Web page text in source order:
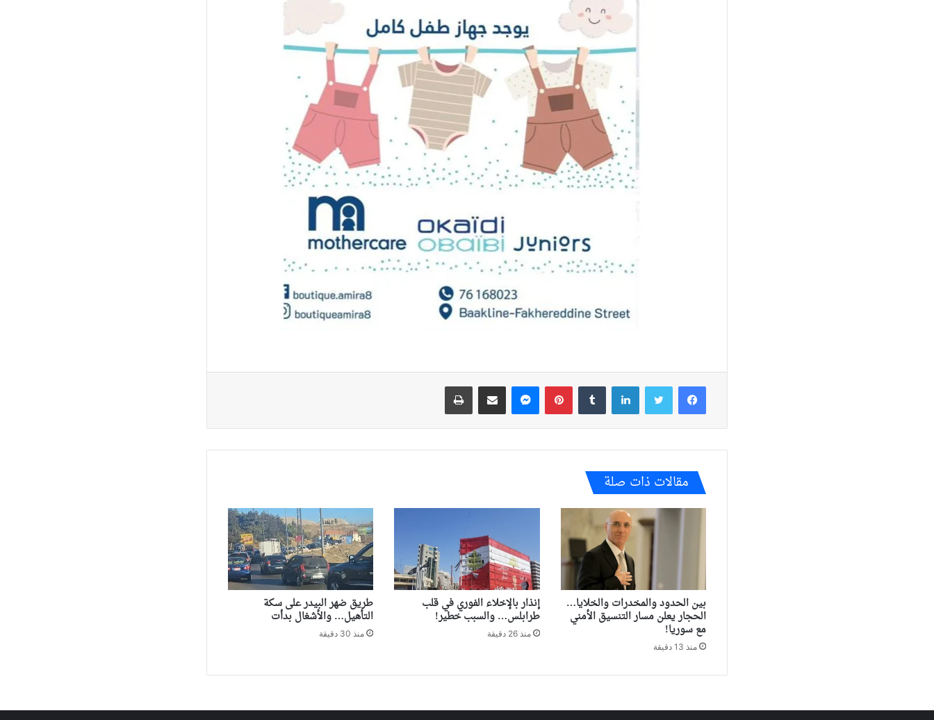
فيسبوك تويتر لينكدإن بينتيريستماسنجر مشاركة عبر البريد طباعة
مقالات ذات صلة
بين الحدود والمخدرات والخلايا…
الحجار يعلن مسار التنسيق الأمني
مع سوريا!
منذ 13 دقيقة
إنذار بالإخلاء الفوري في قلب
طرابلس… والسبب خطير!
منذ 26 دقيقة
طريق ضهر البيدر على سكة
التأهيل… والأشغال بدأت
منذ 30 دقيقة